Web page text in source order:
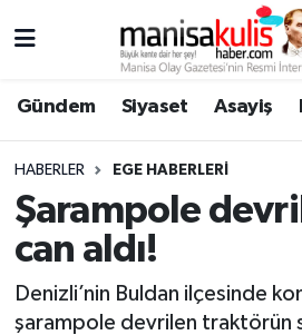
Gündem Siyaset Asayiş
HABERLER EGE HABERLERI
Şarampole
can aldı!
Denizli’nin Buldan ilçesinde
şarampole devrilen traktörün
Ege Haberleri
Genel
Gündem
Yunusemre Hava Durumu
Yunusemre Trafik Yoğunluk
Süper Lig Puan Durumu ve
Tüm Manşetler